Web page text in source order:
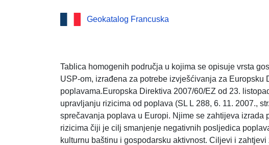
temelju Direktive
podataka:
(pomorska
kojima se opisuje
temelju Direktive
Geokatalog Francuska
Tablica homogenih područja u kojima se opisuje vrsta
USP-om, izrađena za potrebe izvješćivanja za Europsku
poplavama.Europska Direktiva 2007/60/EZ od 23.
upravljanju rizicima od poplava (SL L 288, 6. 11. 2007.,
sprečavanja poplava u Europi. Njime se zahtijeva izrada
rizicima čiji je cilj smanjenje negativnih posljedica
kulturnu baštinu i gospodarsku aktivnost. Ciljevi i